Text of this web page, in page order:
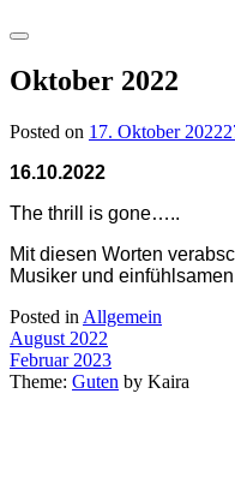
Oktober 2022
Posted on 17. Oktober 2022
16.10.2022
The thrill is gone…..
Mit diesen Worten
Musiker und
Posted in Allgemein
Beitragsnavigation
August 2022
Februar 2023
Theme: Guten by Kaira